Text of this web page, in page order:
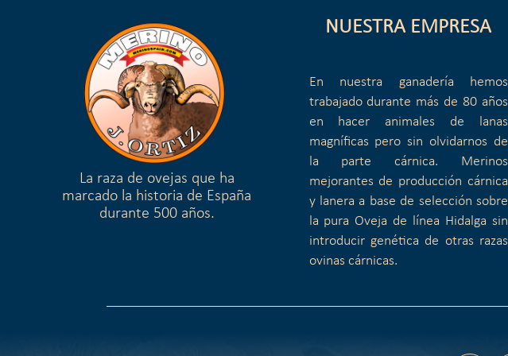
La raza de ovejas que ha
marcado la historia de España
durante 500 años.
NUESTRA EMPRESA
En nuestra ganadería hemos
trabajado durante más de 80 años
en hacer animales de lanas
magníficas pero sin olvidarnos de
la parte cárnica. Merinos
mejorantes de producción cárnica
y lanera a base de selección sobre
la pura Oveja de línea Hidalga sin
introducir genética de otras razas
ovinas cárnicas.